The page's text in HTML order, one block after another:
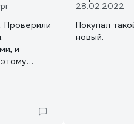
Проверили
и
торцевых
28.02.2022
Покупал
новый.